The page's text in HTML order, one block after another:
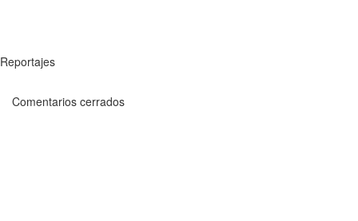
Reportajes
Comentarios cerrados